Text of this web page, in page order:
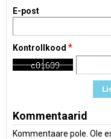
E-post
Kontrollkood *
Kommentaarid
Kommentaare pole. Ole